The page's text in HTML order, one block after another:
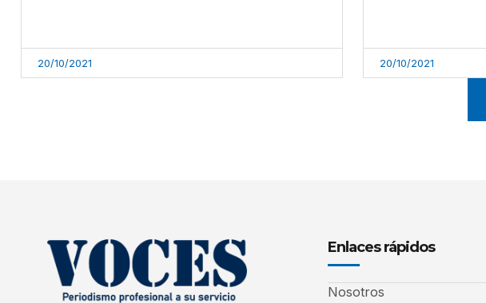
20/10/2021 20/10/2021
Enlaces rápidos
Nosotros